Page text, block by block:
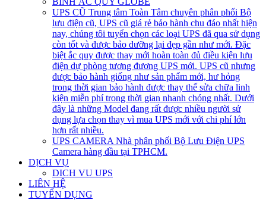
UPS CŨ Trung tâm Toàn Tâm chuyên phân phối Bộ
lưu điện cũ, UPS cũ giá rẻ bảo hành chu đáo nhất hiện
nay, chúng tôi tuyển chọn các loại UPS đã qua sử dụng
còn tốt và được bảo dưỡng lại đẹp gần như mới. Đặc
biệt ắc quy được thay mới hoàn toàn đủ điều kiện lưu
điện dự phòng tương đương UPS mới. UPS cũ nhưng
được bảo hành giống như sản phẩm mới, hư hỏng
trong thời gian bảo hành được thay thế sửa chữa linh
kiện miễn phí trong thời gian nhanh chóng nhất. Dưới
đây là những Model đang rất được nhiều người sử
dụng lựa chọn thay vì mua UPS mới với chi phí lớn
hơn rất nhiều.
UPS CAMERA Nhà phân phối Bộ Lưu Điện UPS
Camera hàng đầu tại TPHCM.
DỊCH VỤ
DICH VU UPS
LIÊN HỆ
TUYỂN DỤNG